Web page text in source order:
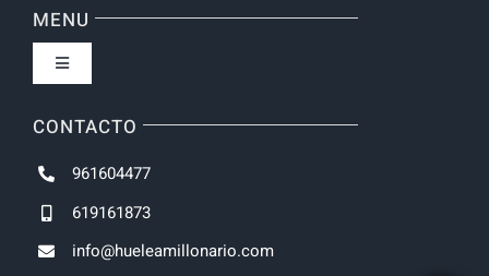
Política de privacidad
MENU
Toggle
Inicio
UNISEX
CONTACTO
961604477
619161873
info@hueleamillonario.com